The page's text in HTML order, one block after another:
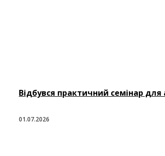
Відбувся практичний семінар для
01.07.2026